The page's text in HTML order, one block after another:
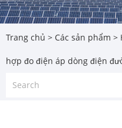
Trang chủ > Các sản phẩm >
hợp đo điện áp dòng điện